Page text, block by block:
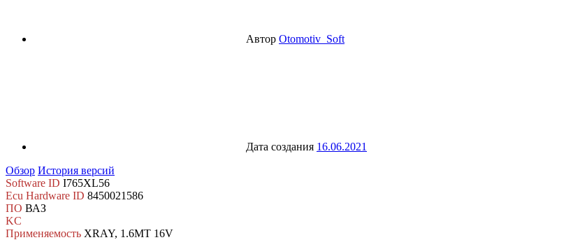
Автор Otomotiv_Soft
Дата создания 16.06.2021
Обзор История версий
Software ID I765XL56
Ecu Hardware ID 8450021586
ПО ВАЗ
KC
Применяемость XRAY, 1.6MT 16V